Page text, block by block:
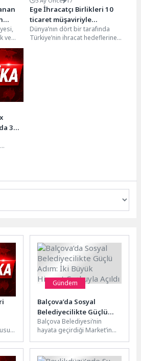
ve
Ege İhracatçı Birlikleri 10
ticaret müşaviriyle
ihracatçıları bir araya getirdi
Dünya’nın dört bir tarafında
Türkiye’nin ihracat hedeflerine
3
Gündem
Balçova’da Sosyal
Belediyecilikte Güçlü
Adım: İki Büyük Hizmet
Coşkuyla Açıldı
Balçova Belediyesi’nin
hayata geçirdiği Market’in
Hizmetleri, yoğun katılımın
olduğu coşkulu bir...